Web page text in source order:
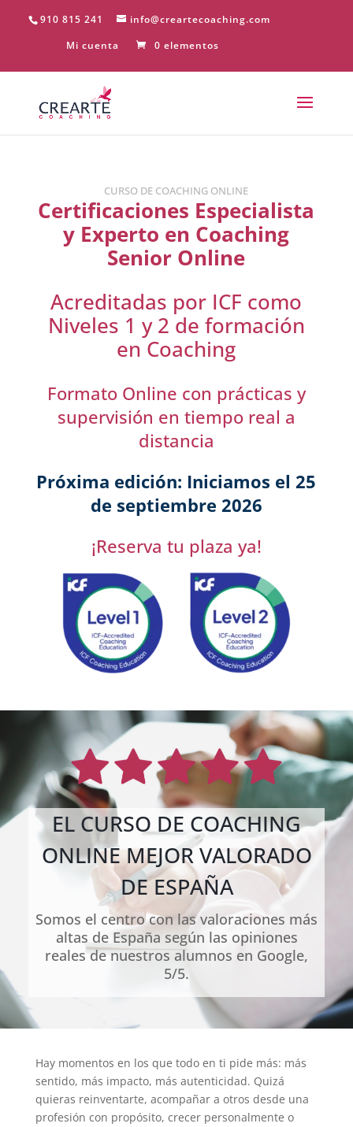
910 815 241
info@creartecoaching.com
Mi cuenta
0 elementos
CURSO DE COACHING ONLINE
Certificaciones Especialista
y Experto en Coaching
Senior Online
Acreditadas por ICF como
Niveles 1 y 2 de formación
en Coaching
Formato Online con prácticas y
supervisión en tiempo real a
distancia
Próxima edición: Iniciamos el 25
de septiembre 2026
¡Reserva tu plaza ya!
EL CURSO DE COACHING
ONLINE MEJOR VALORADO
DE ESPAÑA
Somos el centro con las valoraciones más
altas de España según las opiniones
reales de nuestros alumnos en Google,
5/5.
Hay momentos en los que todo en ti pide más: más
sentido, más impacto, más autenticidad. Quizá
quieras reinventarte, acompañar a otros desde una
profesión con propósito, crecer personalmente o